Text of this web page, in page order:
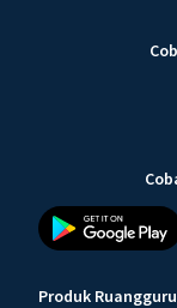
Produk Ruangguru